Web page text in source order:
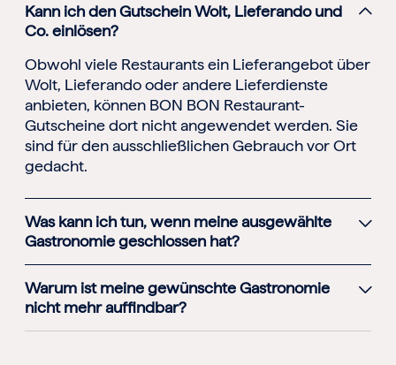
Kann ich den Gutschein Wolt, Lieferando und
Co. einlösen?
Obwohl viele Restaurants ein Lieferangebot über
Wolt, Lieferando oder andere Lieferdienste
anbieten, können BON BON Restaurant-
Gutscheine dort nicht angewendet werden. Sie
sind für den ausschließlichen Gebrauch vor Ort
gedacht.
Was kann ich tun, wenn meine ausgewählte
Gastronomie geschlossen hat?
Warum ist meine gewünschte Gastronomie
nicht mehr auffindbar?